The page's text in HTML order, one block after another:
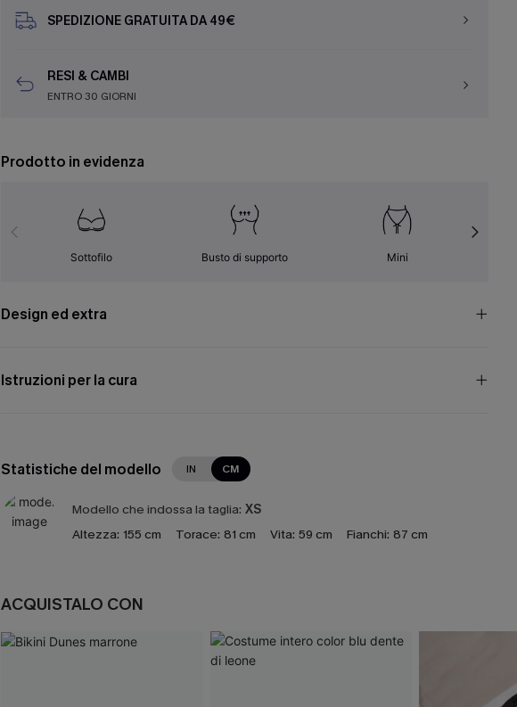
SPEDIZIONE GRATUITA DA 49€
RESI & CAMBI
ENTRO 30 GIORNI
Prodotto in evidenza
Sottofilo Busto di supporto Mini
Design ed extra
Istruzioni per la cura
Statistiche del modello IN CM
Modello che indossa la taglia: XS
Altezza: 155 cm Torace: 81 cm Vita: 59 cm Fianchi: 87 cm
ACQUISTALO CON